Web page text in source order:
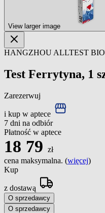
View larger image
HANGZHOU ALLTEST
Test Ferrytyna, 1
Zarezerwuj
i kup w aptece
7 dni na odbiór
Płatność w aptece
18 79 zł
cena maksymalna. (więcej)
Kup
z dostawą
O sprzedawcy
O sprzedawcy